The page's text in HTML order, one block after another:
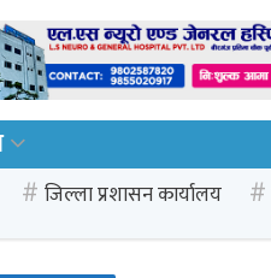
जिल्ला प्रशासन कार्यालय